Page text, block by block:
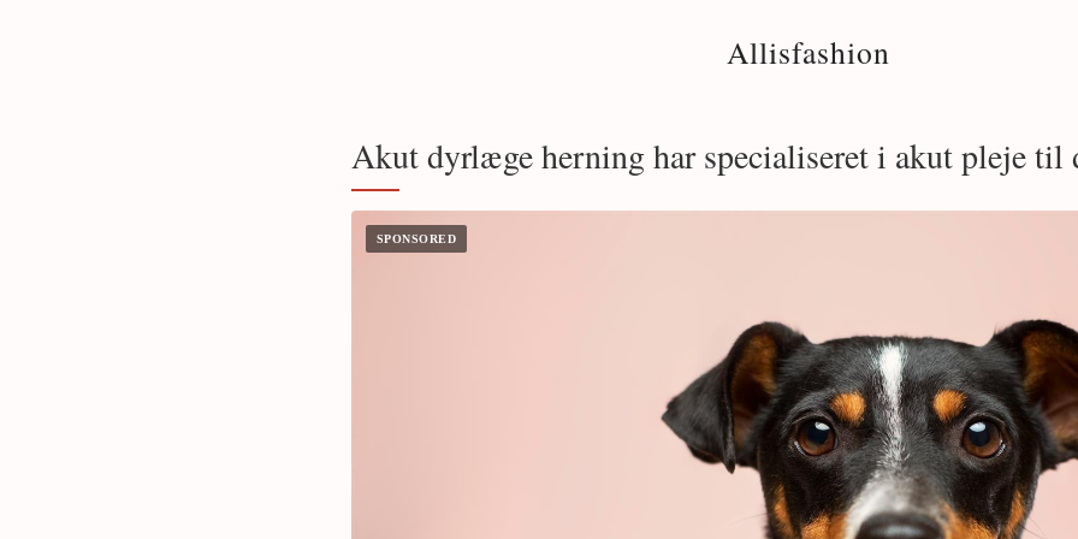
Allisfashion
Akut dyrlæge herning har specialiseret i akut pleje til